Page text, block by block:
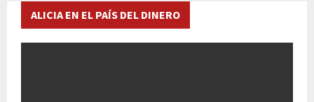
ALICIA EN EL PAÍS DEL DINERO